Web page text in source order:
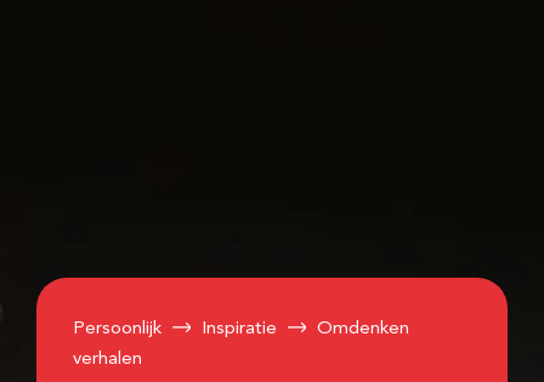
Persoonlijk Inspiratie
Omdenken
verhalen